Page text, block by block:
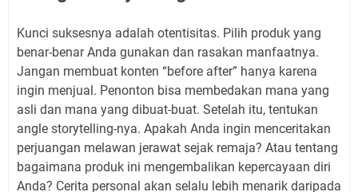
Kunci suksesnya adalah otentisitas. Pilih produk yang
benar-benar Anda gunakan dan rasakan manfaatnya.
Jangan membuat konten “before after” hanya karena
ingin menjual. Penonton bisa membedakan mana yang
asli dan mana yang dibuat-buat. Setelah itu, tentukan
angle storytelling-nya. Apakah Anda ingin menceritakan
perjuangan melawan jerawat sejak remaja? Atau tentang
bagaimana produk ini mengembalikan kepercayaan diri
Anda? Cerita personal akan selalu lebih menarik daripada